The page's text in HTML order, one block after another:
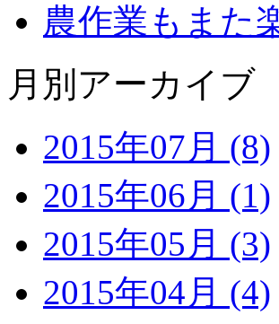
農作業もまた
月別アーカイブ
2015年07月 (8)
2015年06月 (1)
2015年05月 (3)
2015年04月 (4)